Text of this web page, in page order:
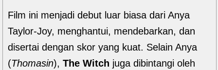
Film ini menjadi debut luar biasa dari Anya
Taylor-Joy, menghantui, mendebarkan, dan
disertai dengan skor yang kuat. Selain Anya
(Thomasin), The Witch juga dibintangi oleh